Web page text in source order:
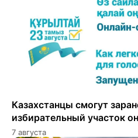
Казахстанцы смогут
избирательный участок
7 августа